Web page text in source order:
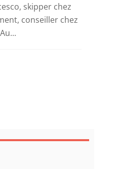
skipper chez
conseiller chez